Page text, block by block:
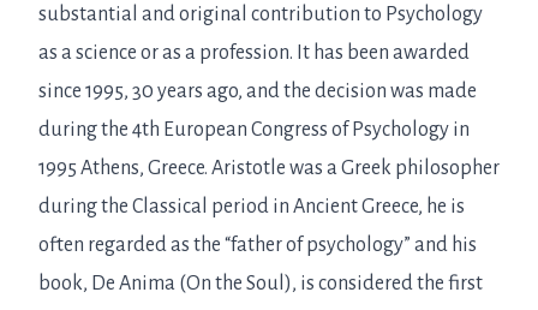
substantial and original contribution to Psychology
as a science or as a profession. It has been awarded
since 1995, 30 years ago, and the decision was made
during the 4th European Congress of Psychology in
1995 Athens, Greece. Aristotle was a Greek philosopher
during the Classical period in Ancient Greece, he is
often regarded as the “father of psychology” and his
book, De Anima (On the Soul), is considered the first